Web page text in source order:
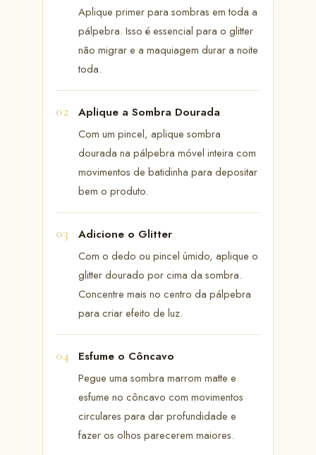
Aplique primer para sombras em toda a
pálpebra. Isso é essencial para o glitter
não migrar e a maquiagem durar a noite
toda.
Aplique a Sombra Dourada
Com um pincel, aplique sombra
dourada na pálpebra móvel inteira com
movimentos de batidinha para depositar
bem o produto.
Adicione o Glitter
Com o dedo ou pincel úmido, aplique o
glitter dourado por cima da sombra.
Concentre mais no centro da pálpebra
para criar efeito de luz.
Esfume o Côncavo
Pegue uma sombra marrom matte e
esfume no côncavo com movimentos
circulares para dar profundidade e
fazer os olhos parecerem maiores.